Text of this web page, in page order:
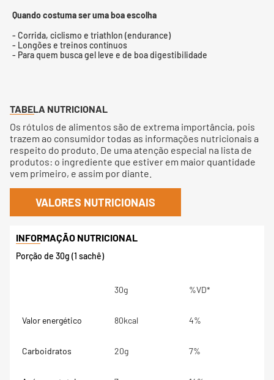
Quando costuma ser uma boa escolha
- Corrida, ciclismo e triathlon (endurance)
- Longões e treinos contínuos
- Para quem busca gel leve e de boa digestibilidade
TABELA NUTRICIONAL
Os rótulos de alimentos são de extrema importância, pois
trazem ao consumidor todas as informações nutricionais a
respeito do produto. De uma atenção especial na lista de
produtos: o ingrediente que estiver em maior quantidade
vem primeiro, e assim por diante.
VALORES NUTRICIONAIS
Porção de 30g (1 sachê)
30g %VD*
Valor energético 80kcal 4%
Carboidratos 20g 7%